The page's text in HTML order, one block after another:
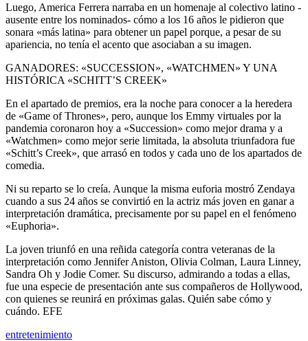
Luego, America Ferrera narraba en un homenaje al colectivo latino -
ausente entre los nominados- cómo a los 16 años le pidieron que
sonara «más latina» para obtener un papel porque, a pesar de su
apariencia, no tenía el acento que asociaban a su imagen.
GANADORES: «SUCCESSION», «WATCHMEN» Y UNA
HISTÓRICA «SCHITT’S CREEK»
En el apartado de premios, era la noche para conocer a la heredera
de «Game of Thrones», pero, aunque los Emmy virtuales por la
pandemia coronaron hoy a «Succession» como mejor drama y a
«Watchmen» como mejor serie limitada, la absoluta triunfadora fue
«Schitt’s Creek», que arrasó en todos y cada uno de los apartados de
comedia.
Ni su reparto se lo creía. Aunque la misma euforia mostró Zendaya
cuando a sus 24 años se convirtió en la actriz más joven en ganar a
interpretación dramática, precisamente por su papel en el fenómeno
«Euphoria».
La joven triunfó en una reñida categoría contra veteranas de la
interpretación como Jennifer Aniston, Olivia Colman, Laura Linney,
Sandra Oh y Jodie Comer. Su discurso, admirando a todas a ellas,
fue una especie de presentación ante sus compañeros de Hollywood,
con quienes se reunirá en próximas galas. Quién sabe cómo y
cuándo. EFE
entretenimiento